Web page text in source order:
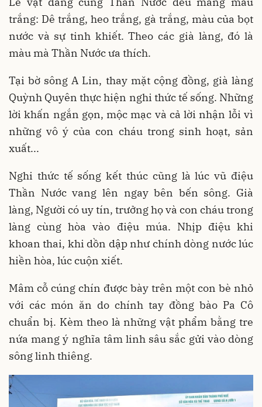
trắng: Dê trắng, heo trắng, gà trắng, màu của bọt
nước và sự tinh khiết. Theo các già làng, đó là
màu mà Thần Nước ưa thích.
Tại bờ sông A Lin, thay mặt cộng đồng, già làng
Quỳnh Quyên thực hiện nghi thức tế sống. Những
lời khấn ngắn gọn, mộc mạc và cả lời nhận lỗi vì
những vô ý của con cháu trong sinh hoạt, sản
xuất...
Nghi thức tế sống kết thúc cũng là lúc vũ điệu
Thần Nước vang lên ngay bên bến sông. Già
làng, Người có uy tín, trưởng họ và con cháu trong
làng cùng hòa vào điệu múa. Nhịp điệu khi
khoan thai, khi dồn dập như chính dòng nước lúc
hiền hòa, lúc cuộn xiết.
Mâm cỗ cúng chín được bày trên một con bè nhỏ
với các món ăn do chính tay đồng bào Pa Cô
chuẩn bị. Kèm theo là những vật phẩm bằng tre
nứa mang ý nghĩa tâm linh sâu sắc gửi vào dòng
sông linh thiêng.